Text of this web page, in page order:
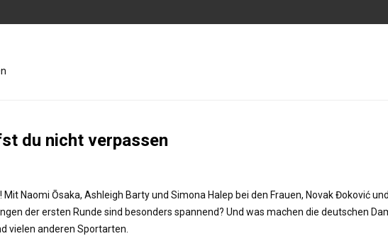
du nicht verpassen
Naomi Ōsaka, Ashleigh Barty und Simona Halep bei den Frauen, Novak Đoković
der ersten Runde sind besonders spannend? Und was machen die deutschen
vielen anderen Sportarten.